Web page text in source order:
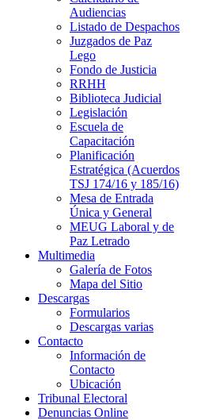
Audiencias
Listado de Despachos
Juzgados de Paz
Lego
Fondo de Justicia
RRHH
Biblioteca Judicial
Legislación
Escuela de
Capacitación
Planificación
Estratégica (Acuerdos
TSJ 174/16 y 185/16)
Mesa de Entrada
Única y General
MEUG Laboral y de
Paz Letrado
Multimedia
Galería de Fotos
Mapa del Sitio
Descargas
Formularios
Descargas varias
Contacto
Información de
Contacto
Ubicación
Tribunal Electoral
Denuncias Online